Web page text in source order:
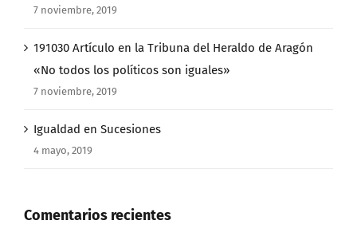
7 noviembre, 2019
191030 Artículo en la Tribuna del Heraldo de Aragón
«No todos los políticos son iguales»
7 noviembre, 2019
Igualdad en Sucesiones
4 mayo, 2019
Comentarios recientes